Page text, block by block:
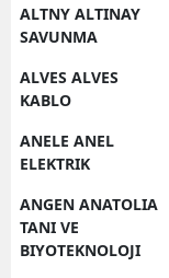
ALTNY ALTINAY
SAVUNMA
ALVES ALVES
KABLO
ANELE ANEL
ELEKTRIK
ANGEN ANATOLIA
TANI VE
BIYOTEKNOLOJI